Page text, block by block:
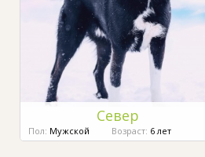
Север
Пол: Мужской Возраст: 6 лет